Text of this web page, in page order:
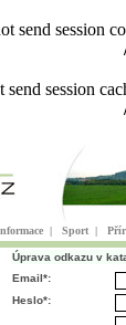
send session
send session
| Sport |
Úprava odkazu v
Email*:
Heslo*: